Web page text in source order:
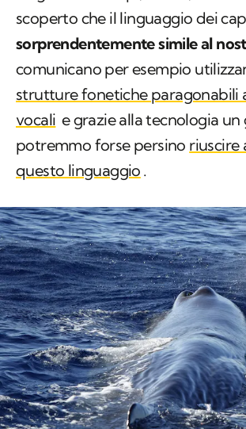
scoperto che il linguaggio dei
sorprendentemente simile al
comunicano per esempio
strutture fonetiche paragonabili
vocali e grazie alla tecnologia un
potremmo forse persino riuscire
questo linguaggio .